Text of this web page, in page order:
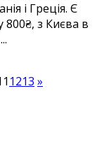
і Греція. Є
800₴, з Києва в
1213 »